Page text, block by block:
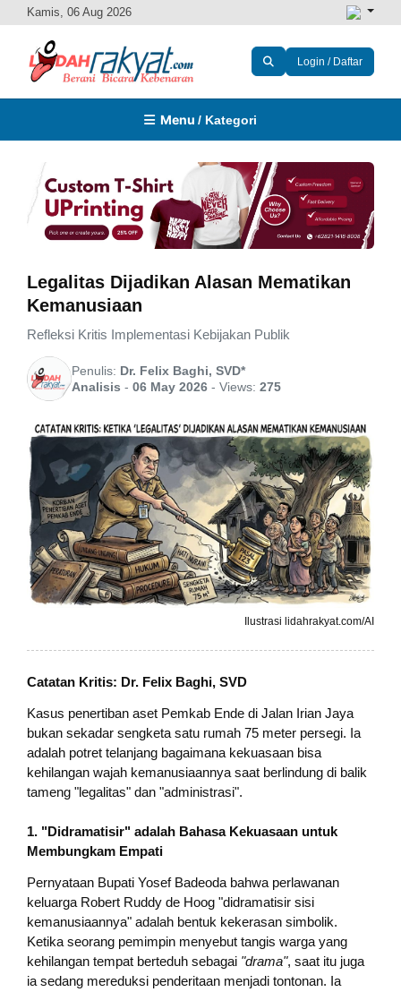
Kamis, 06 Aug 2026
Login / Daftar
Menu / Kategori
Legalitas Dijadikan Alasan Mematikan
Kemanusiaan
Refleksi Kritis Implementasi Kebijakan Publik
Penulis: Dr. Felix Baghi, SVD*
Analisis - 06 May 2026 - Views: 275
Ilustrasi lidahrakyat.com/AI
Catatan Kritis: Dr. Felix Baghi, SVD
Kasus penertiban aset Pemkab Ende di Jalan Irian Jaya
bukan sekadar sengketa satu rumah 75 meter persegi. Ia
adalah potret telanjang bagaimana kekuasaan bisa
kehilangan wajah kemanusiaannya saat berlindung di balik
tameng "legalitas" dan "administrasi".
1. "Didramatisir" adalah Bahasa Kekuasaan untuk
Membungkam Empati
Pernyataan Bupati Yosef Badeoda bahwa perlawanan
keluarga Robert Ruddy de Hoog "didramatisir sisi
kemanusiaannya" adalah bentuk kekerasan simbolik.
Ketika seorang pemimpin menyebut tangis warga yang
kehilangan tempat berteduh sebagai "drama", saat itu juga
ia sedang mereduksi penderitaan menjadi tontonan. Ia